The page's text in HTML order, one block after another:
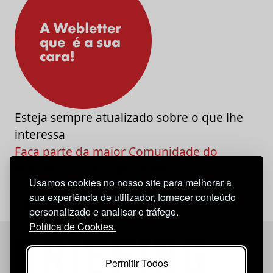
Usamos cookies no nosso site para melhorar a
sua experiência de utilizador, fornecer conteúdo
personalizado e analisar o tráfego.
Política de Cookies.
Permitir Todos
Esteja sempre atualizado sobre o que lhe
interessa
Faça parte da maior Comunidade do